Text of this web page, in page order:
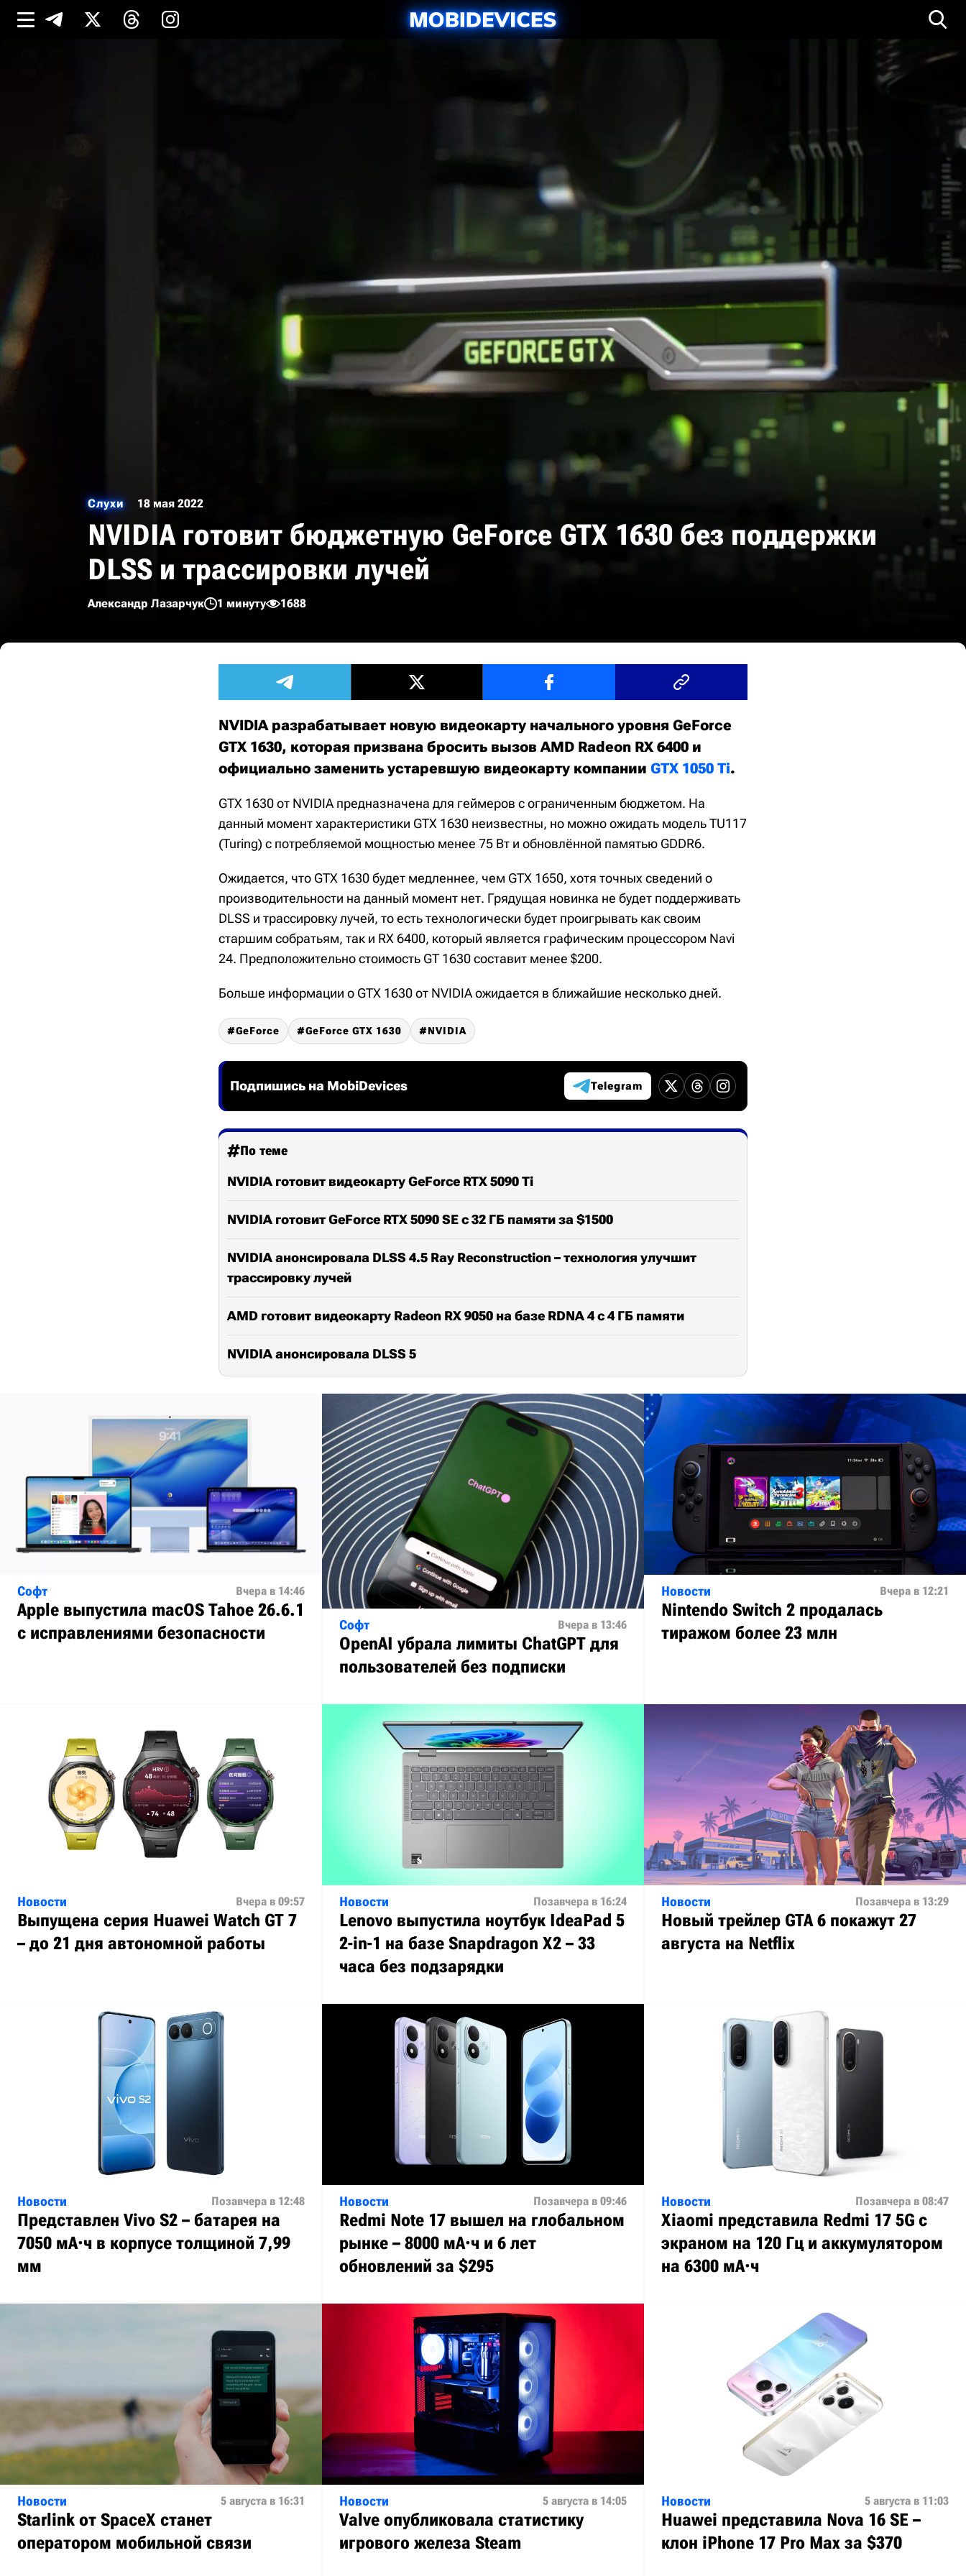
Слухи 18 мая 2022
NVIDIA готовит бюджетную GeForce GTX 1630 без поддержки
DLSS и трассировки лучей
Александр Лазарчук 1 минуту 1688
NVIDIA разрабатывает новую видеокарту начального уровня GeForce
GTX 1630, которая призвана бросить вызов AMD Radeon RX 6400 и
официально заменить устаревшую видеокарту компании GTX 1050 Ti.
GTX 1630 от NVIDIA предназначена для геймеров с ограниченным бюджетом. На
данный момент характеристики GTX 1630 неизвестны, но можно ожидать модель TU117
(Turing) с потребляемой мощностью менее 75 Вт и обновлённой памятью GDDR6.
Ожидается, что GTX 1630 будет медленнее, чем GTX 1650, хотя точных сведений о
производительности на данный момент нет. Грядущая новинка не будет поддерживать
DLSS и трассировку лучей, то есть технологически будет проигрывать как своим
старшим собратьям, так и RX 6400, который является графическим процессором Navi
24. Предположительно стоимость GT 1630 составит менее $200.
Больше информации о GTX 1630 от NVIDIA ожидается в ближайшие несколько дней.
GeForce GeForce GTX 1630 NVIDIA
Подпишись на MobiDevices Telegram
По теме
NVIDIA готовит видеокарту GeForce RTX 5090 Ti
NVIDIA готовит GeForce RTX 5090 SE с 32 ГБ памяти за $1500
NVIDIA анонсировала DLSS 4.5 Ray Reconstruction – технология улучшит
трассировку лучей
AMD готовит видеокарту Radeon RX 9050 на базе RDNA 4 с 4 ГБ памяти
NVIDIA анонсировала DLSS 5
Софт Вчера в 14:46
Apple выпустила macOS Tahoe 26.6.1
с исправлениями безопасности
Софт Вчера в 13:46
OpenAI убрала лимиты ChatGPT для
пользователей без подписки
Новости Вчера в 12:21
Nintendo Switch 2 продалась
тиражом более 23 млн
Новости Вчера в 09:57
Выпущена серия Huawei Watch GT 7
– до 21 дня автономной работы
Новости Позавчера в 16:24
Lenovo выпустила ноутбук IdeaPad 5
2-in-1 на базе Snapdragon X2 – 33
часа без подзарядки
Новости Позавчера в 13:29
Новый трейлер GTA 6 покажут 27
августа на Netflix
Новости Позавчера в 12:48
Представлен Vivo S2 – батарея на
7050 мА·ч в корпусе толщиной 7,99
мм
Новости Позавчера в 09:46
Redmi Note 17 вышел на глобальном
рынке – 8000 мА·ч и 6 лет
обновлений за $295
Новости Позавчера в 08:47
Xiaomi представила Redmi 17 5G с
экраном на 120 Гц и аккумулятором
на 6300 мА·ч
Новости 5 августа в 16:31
Starlink от SpaceX станет
оператором мобильной связи
Новости 5 августа в 14:05
Valve опубликовала статистику
игрового железа Steam
Новости 5 августа в 11:03
Huawei представила Nova 16 SE –
клон iPhone 17 Pro Max за $370